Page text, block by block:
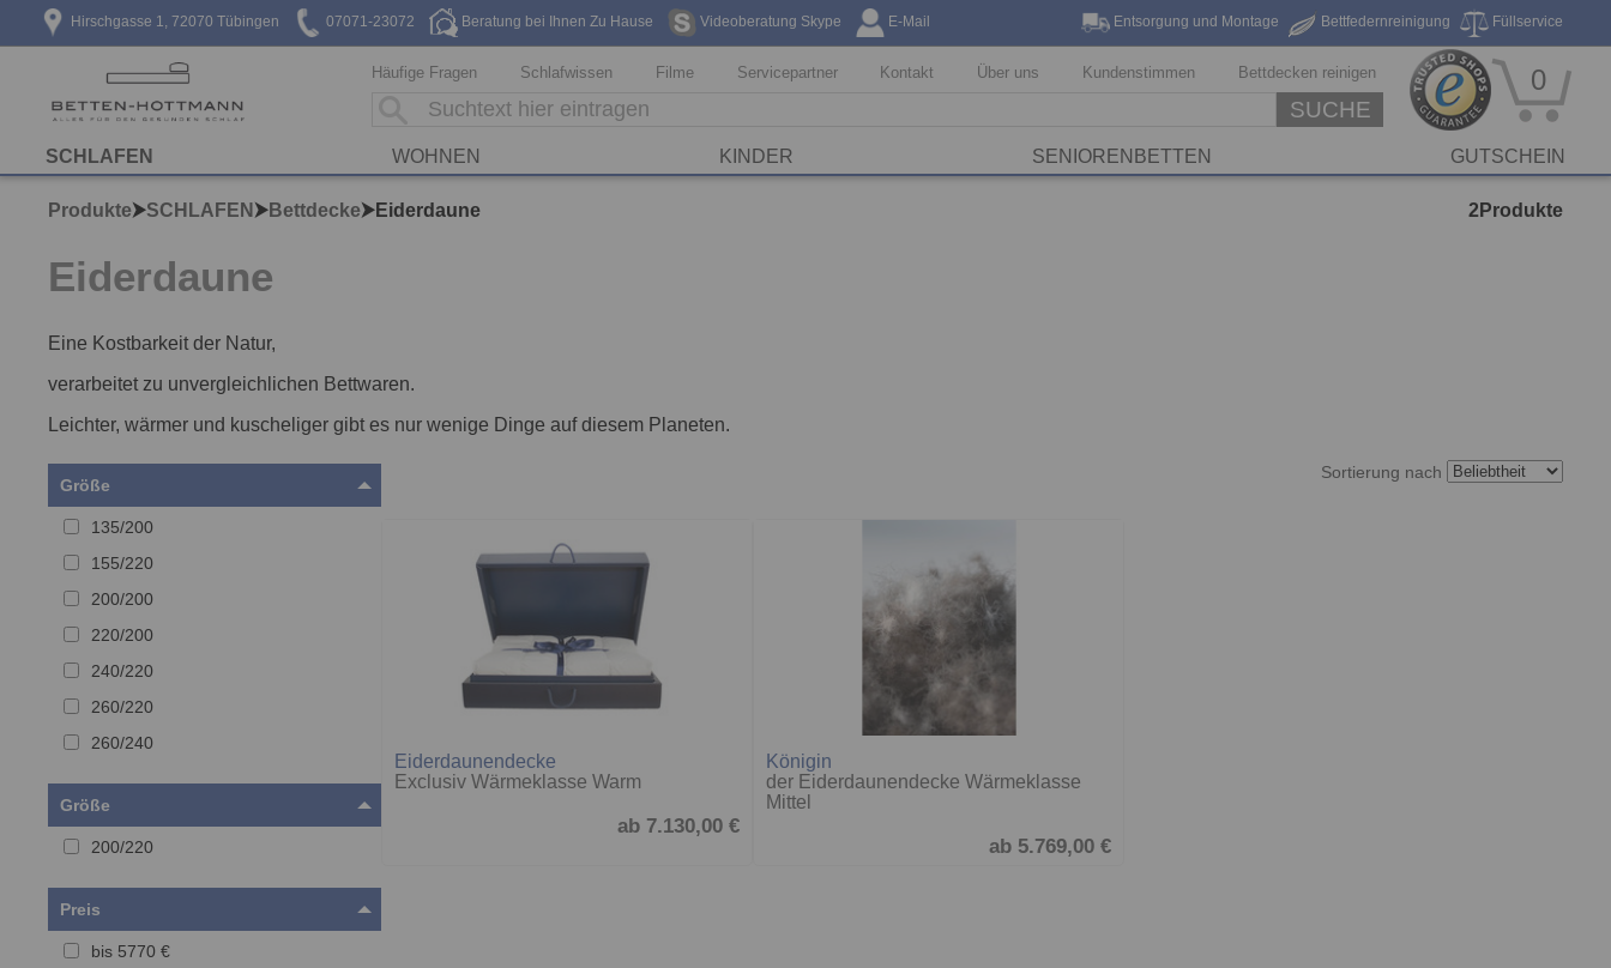
Hirschgasse 1, 72070 Tübingen 07071-23072 Beratung bei Ihnen Zu Hause Videoberatung Skype E-Mail Füllservice
Bettfedernreinigung
Entsorgung und Montage
Reinigungsservice
Häufige Fragen Schlafwissen Filme Servicepartner Kontakt Über uns Kundenstimmen Bettdecken reinigen
SUCHE
0
SCHLAFEN WOHNEN KINDER SENIORENBETTEN GUTSCHEIN
Produkte SCHLAFEN Bettdecke Eiderdaune 2 Produkte
Eiderdaune
Eine Kostbarkeit der Natur,
verarbeitet zu unvergleichlichen Bettwaren.
Leichter, wärmer und kuscheliger gibt es nur wenige Dinge auf diesem Planeten.
Größe
135/200
155/220
200/200
220/200
240/220
260/220
260/240
Größe
200/220
Preis
bis 5770 €
Sortierung nach
Eiderdaunendecke
Exclusiv Wärmeklasse Warm
ab 7.130,00 €
Königin
der Eiderdaunendecke Wärmeklasse
Mittel
ab 5.769,00 €